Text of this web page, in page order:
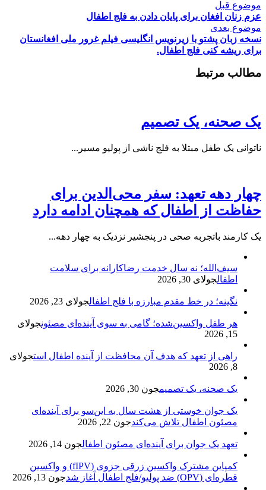
موضوع قبل
عزم زنان افغان برای پایان دادن به فلج اطفال
موضوع بعدی
نسخه زبان پشتو با زیرنویس انگلیسی فیلم غرور ملی افغانستان
برای ریشه کنی فلج اطفال.
مطالب مرتبط
یک صحنه، یک تصمیم
ناتوانی یک طفل مبتلا به فلج ناشی از پولیو مسیر...
چهار دهه تعهد: سفر محی‌الدین برای
حفاظت از اطفال که همچنان ادامه دارد
یک کارمند باتجربه صحی در پنجشیر نزدیک به چهار دهه...
سیف‌الله؛ نه سال خدمت رضاکارانه برای سلامت
اطفالجولای 30, 2026
نگینه؛ در خط مقدم مبارزه با فلج اطفالجولای 23, 2026
هر طفل واکسین‌شده؛ گامی به سوی آینده‌ای مصئونجولای
15, 2026
راهی از تعهد که هدف آن محافظت از آینده اطفال استجولای
8, 2026
یک صحنه، یک تصمیمجون 30, 2026
یک جوان خوستی از هشت سال به این‌سو برای آینده‌ای
مصئون اطفال تلاش می‌کندجون 22, 2026
تعهد یک جوان برای آینده‌ای مصئون اطفالجون 14, 2026
کمپاین مشترک واکسین زرقی جزوی (fIPV) و واکسین
قطره‌ای (OPV) ضد پولیو/فلج اطفال آغاز شد
جون 13, 2026